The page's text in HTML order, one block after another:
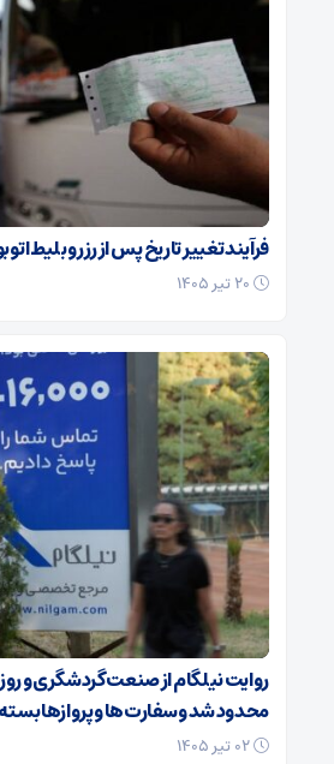
فرآیند تغییر تاریخ پس از رزرو بلیط
روایت نیلگام از صنعت گردشگری و
محدود شد و سفارت‌ها و پروازها